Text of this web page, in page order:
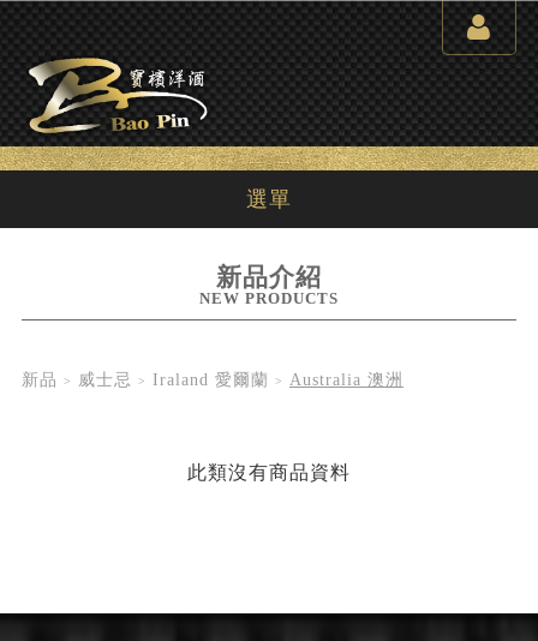
選單
新品介紹
NEW PRODUCTS
新品 威士忌 Iraland 愛爾蘭 Australia 澳洲
此類沒有商品資料